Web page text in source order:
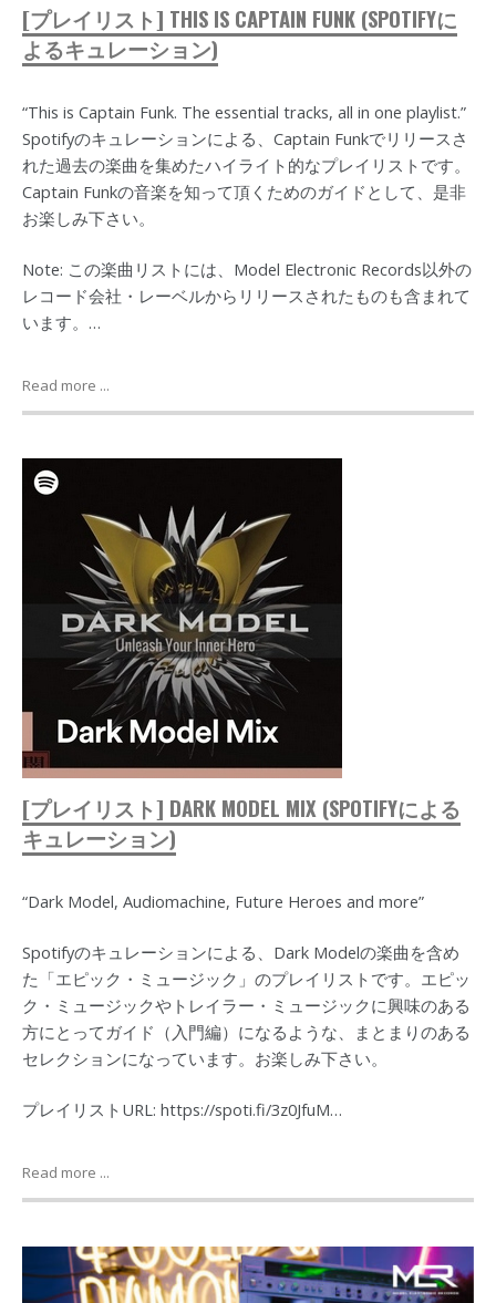
[プレイリスト] THIS IS CAPTAIN FUNK (SPOTIFYに
よるキュレーション)
“This is Captain Funk. The essential tracks, all in one playlist.”
Spotifyのキュレーションによる、Captain Funkでリリースさ
れた過去の楽曲を集めたハイライト的なプレイリストです。
Captain Funkの音楽を知って頂くためのガイドとして、是非
お楽しみ下さい。
Note: この楽曲リストには、Model Electronic Records以外の
レコード会社・レーベルからリリースされたものも含まれて
います。…
Read more ...
[プレイリスト] DARK MODEL MIX (SPOTIFYによる
キュレーション)
“Dark Model, Audiomachine, Future Heroes and more”
Spotifyのキュレーションによる、Dark Modelの楽曲を含め
た「エピック・ミュージック」のプレイリストです。エピッ
ク・ミュージックやトレイラー・ミュージックに興味のある
方にとってガイド（入門編）になるような、まとまりのある
セレクションになっています。お楽しみ下さい。
プレイリストURL: https://spoti.fi/3z0JfuM…
Read more ...